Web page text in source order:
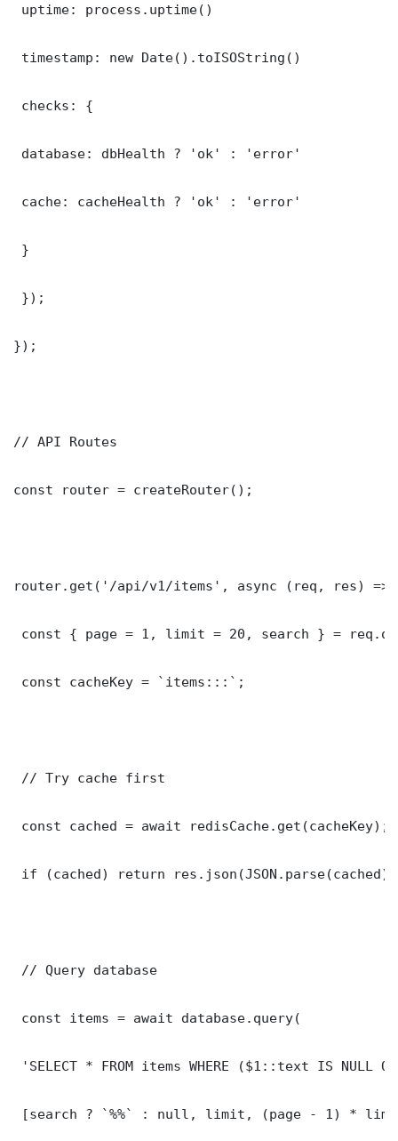
uptime: process.uptime()
timestamp: new Date().toISOString()
checks: {
database: dbHealth ? 'ok' : 'error'
cache: cacheHealth ? 'ok' : 'error'
}
});
});
// API Routes
const router = createRouter();
router.get('/api/v1/items', async (req, res) =>
const { page = 1, limit = 20, search } =
const cacheKey = `items:::`;
// Try cache first
const cached = await redisCache.get(cacheKey);
if (cached) return
// Query database
const items = await database.query(
'SELECT * FROM items WHERE ($1::text IS NULL
[search ? `%%` : null, limit, (page - 1) *